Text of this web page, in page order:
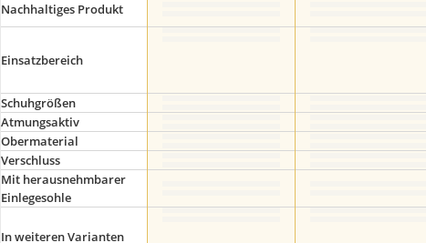
Nachhaltiges Produkt
Einsatzbereich
Schuhgrößen
Atmungsaktiv
Obermaterial
Verschluss
Mit herausnehmbarer
Einlegesohle
In weiteren Varianten